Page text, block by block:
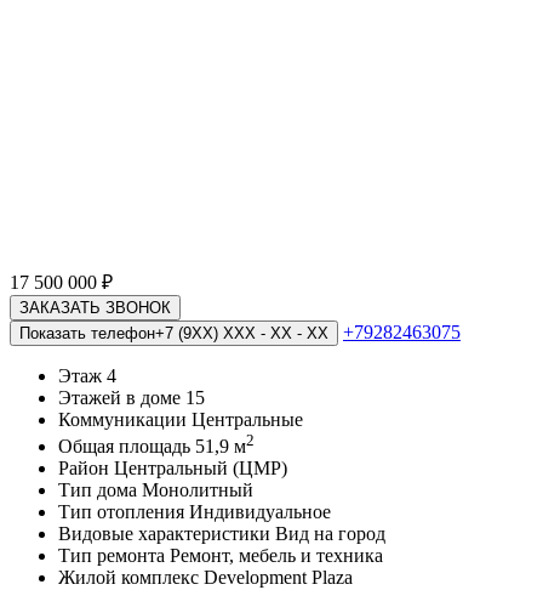
17 500 000 ₽
ЗАКАЗАТЬ ЗВОНОК
Показать телефон+7 (9XX) XXX - XX - XX +79282463075
Этаж 4
Этажей в доме 15
Коммуникации Центральные
Общая площадь 51,9 м2
Район Центральный (ЦМР)
Тип дома Монолитный
Тип отопления Индивидуальное
Видовые характеристики Вид на город
Тип ремонта Ремонт, мебель и техника
Жилой комплекс Development Plaza